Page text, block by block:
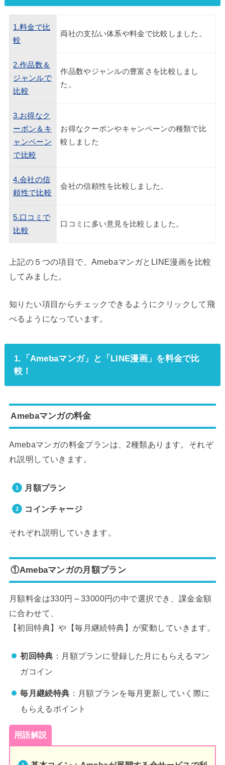
1.料金で比
較
両社の支払い体系や料金で比較しました。
2.作品数＆
ジャンルで
比較
作品数やジャンルの豊富さを比較しまし
た。
3.お得なク
ーポン＆キ
ャンペーン
で比較
お得なクーポンやキャンペーンの種類で比
較しました
4.会社の信
頼性で比較
会社の信頼性を比較しました。
5.口コミで
比較
口コミに多い意見を比較しました。
上記の５つの項目で、AmebaマンガとLINE漫画を比較
してみました。
知りたい項目からチェックできるようにクリックして飛
べるようになっています。
1.「Amebaマンガ」と「LINE漫画」を料金で比
較！
Amebaマンガの料金
Amebaマンガの料金プランは、2種類あります。それぞ
れ説明していきます。
月額プラン
コインチャージ
それぞれ説明していきます。
①Amebaマンガの月額プラン
月額料金は330円～33000円の中で選択でき、課金金額
に合わせて、
【初回特典】や【毎月継続特典】が変動していきます。
初回特典 ：月額プランに登録した月にもらえるマン
ガコイン
毎月継続特典 ：月額プランを毎月更新していく際に
もらえるポイント
用語解説